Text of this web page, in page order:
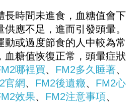
時間未進食，血糖值會下
應不足，進而引發頭暈。
動或過度節食的人中較為常
血糖值恢復正常，頭暈症狀
哪裡買、 FM2多久睡著、
官網、 FM2後遺癥、 FM2心
效果、 FM2注意事項、